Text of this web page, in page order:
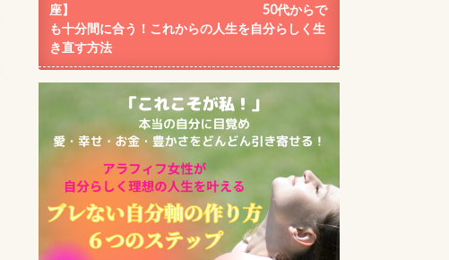
座】 50代からで
も十分間に合う！これからの人生を自分らしく生
き直す方法